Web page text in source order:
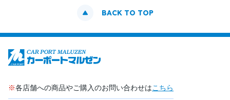
BACK TO TOP
※各店舗への商品やご購入のお問い合わせはこちら